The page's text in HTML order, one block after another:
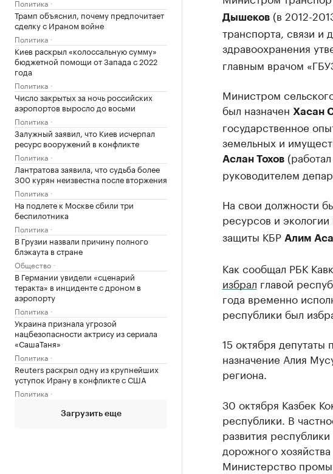
Политика
Трамп объяснил, почему предпочитает
сделку с Ираном войне
Политика
Киев раскрыл «колоссальную сумму»
бюджетной помощи от Запада с 2022
года
Политика
Число закрытых за ночь российских
аэропортов выросло до восьми
Политика
Залужный заявил, что Киев исчерпал
ресурс вооружений в конфликте
Политика
Лантратова заявила, что судьба более
300 курян неизвестна после вторжения
Политика
На подлете к Москве сбили три
беспилотника
Политика
В Грузии назвали причину полного
блэкаута в стране
Общество
В Германии увидели «сценарий
теракта» в инциденте с дроном в
аэропорту
Политика
Украина признала угрозой
нацбезопасности актрису из сериала
«СашаТаня»
Политика
Reuters раскрыл одну из крупнейших
уступок Ирану в конфликте с США
Политика
Загрузить еще
Дышеков(в 2012-
транспорта, связи и
здравоохранения
главным врачом
Министром
был назначен Хасан
государственное
земельных и
Аслан Тохов
руководителем
На свои должности
ресурсов и экологии
защиты КБР Алим
Как сообщал РБК
избрал главой
года временно
республики был
15 октября депутаты
назначение Алия
региона.
30 октября Казбек
республики. В
развития
дорожного
Министерство